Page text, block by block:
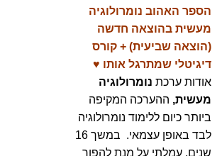
הספר האהוב נומרולוגיה
מעשית בהוצאה חדשה
(הוצאה שביעית) + קורס
דיגיטלי שמתרגל אותו ♥
אודות ערכת נומרולוגיה
מעשית, ההערכה המקיפה
ביותר כיום ללימוד נומרולוגיה
לבד באופן עצמאי.
במשך 16
שנים, עמלתי על מנת להפוך